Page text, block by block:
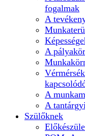
fogalmak
A
A
A
A
Szülőknek